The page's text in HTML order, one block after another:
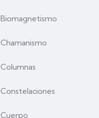
Biomagnetismo
Chamanismo
Columnas
Constelaciones
Cuerpo